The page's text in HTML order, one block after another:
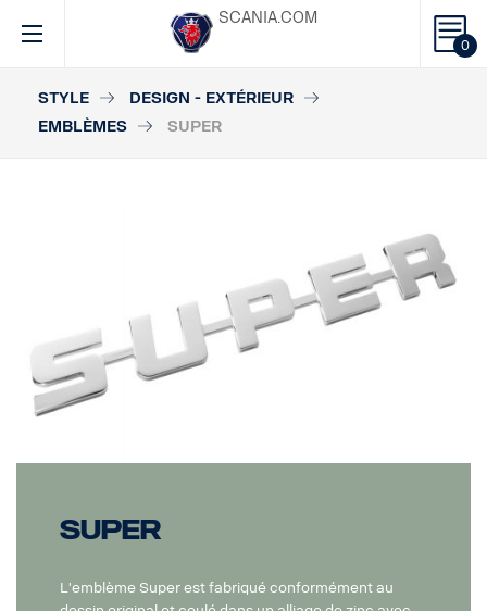
0
SCANIA.COM
STYLE
DESIGN - EXTÉRIEUR
EMBLÈMES
SUPER
Super
L'emblème Super est fabriqué conformément au